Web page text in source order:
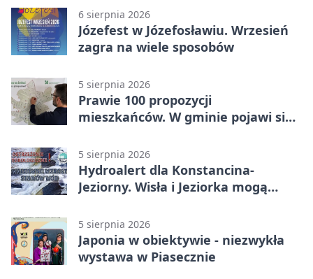
6 sierpnia 2026
Józefest w Józefosławiu. Wrzesień
zagra na wiele sposobów
5 sierpnia 2026
Prawie 100 propozycji
mieszkańców. W gminie pojawi się
5 sierpnia 2026
Hydroalert dla Konstancina-
Jeziorny. Wisła i Jeziorka mogą
5 sierpnia 2026
Japonia w obiektywie - niezwykła
wystawa w Piasecznie